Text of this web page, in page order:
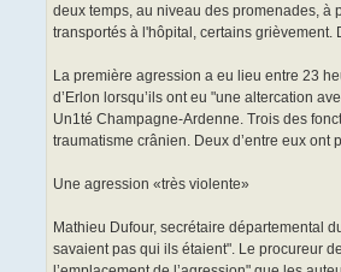
deux temps, au niveau des promenades, à
transportés à l'hôpital, certains
La première agression a eu lieu entre 23
d’Erlon lorsqu’ils ont eu "une altercation
Un1té Champagne-Ardenne. Trois des
traumatisme crânien. Deux d’entre eux
Une agression «très violente»
Mathieu Dufour, secrétaire départemental
savaient pas qui ils étaient". Le procureur